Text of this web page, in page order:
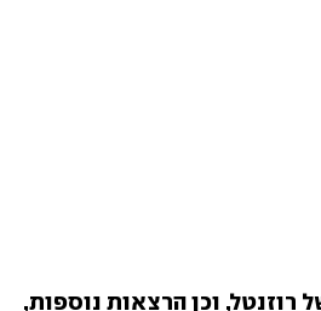
וכן הרצאות נוספות,